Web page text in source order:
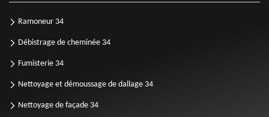
Ramoneur 34
Débistrage de cheminée 34
Fumisterie 34
Nettoyage et démoussage de dallage 34
Nettoyage de façade 34